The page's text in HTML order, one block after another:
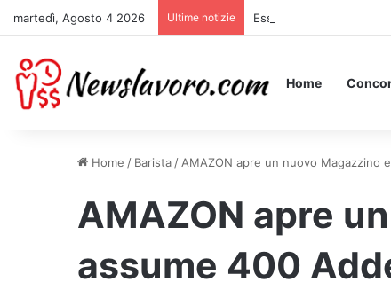
martedì, Agosto 4 2026 Ultime notizie Essere Pagati per Stare
Home
Home / Barista / AMAZON apre un nuovo Magazzino
AMAZON apre
assume 400